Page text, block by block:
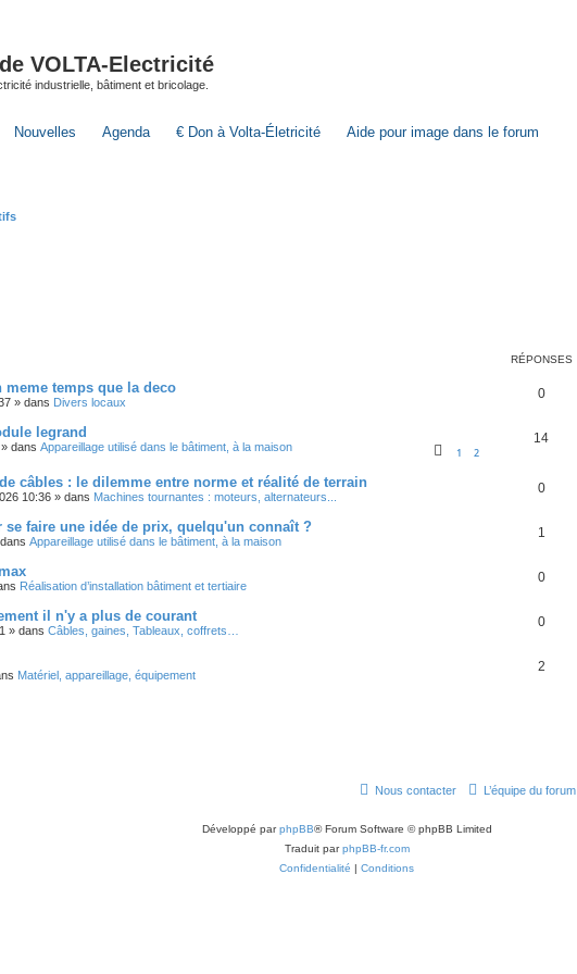
VOLTA-Electricité
industrielle, bâtiment et bricolage.
Nouvelles Agenda € Don à Volta-Életricité Aide pour image dans le forum
RÉPONSES
meme temps que la deco
» dans Divers locaux
0
legrand
» dans Appareillage utilisé dans le bâtiment, à la maison 1 2
14
câbles : le dilemme entre norme et réalité de terrain
10:36 » dans Machines tournantes : moteurs, alternateurs...
0
faire une idée de prix, quelqu'un connaît ?
Appareillage utilisé dans le bâtiment, à la maison
1
Réalisation d’installation bâtiment et tertiaire
0
il n'y a plus de courant
» dans Câbles, gaines, Tableaux, coffrets…
0
Matériel, appareillage, équipement
2
L’équipe du forum
Nous contacter
Développé parphpBB® Forum Software © phpBB Limited
Traduit parphpBB-fr.com
Confidentialité | Conditions